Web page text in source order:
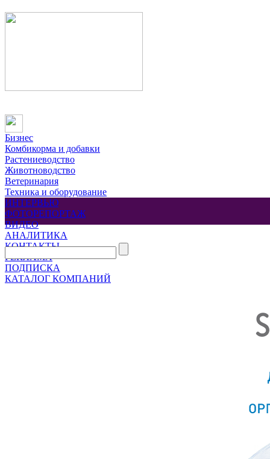
Бизнес
Комбикорма и добавки
Растениеводство
Животноводство
Ветеринария
Техника и оборудование
ИНТЕРВЬЮ
ФОТОРЕПОРТАЖ
ВИДЕО
АНАЛИТИКА
КОНТАКТЫ
РЕКЛАМА
ПОДПИСКА
КАТАЛОГ КОМПАНИЙ